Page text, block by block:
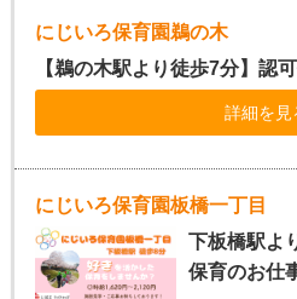
にじいろ保育園鵜の木
【鵜の木駅より徒歩7分】認
詳細を見
にじいろ保育園板橋一丁目
下板橋駅よ
保育のお仕